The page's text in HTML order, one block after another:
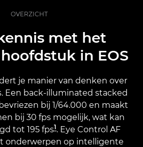
OVERZICHT
met het
in EOS
je manier van denken over
Een back-illuminated stacked
bij 1/64.000 en maakt
bij 30 fps mogelijk, wat kan
tot 195 fps1. Eye Control AF
onderwerpen op intelligente